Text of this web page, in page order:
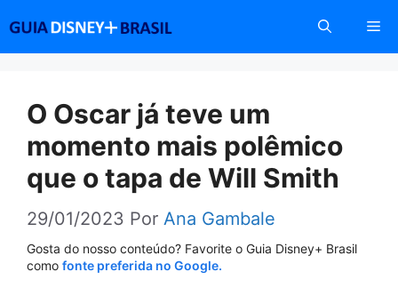
conteúdo
O Oscar já teve um
momento mais polêmico
que o tapa de Will Smith
29/01/2023 Por Ana Gambale
Gosta do nosso conteúdo? Favorite o Guia Disney+ Brasil
como fonte preferida no Google.